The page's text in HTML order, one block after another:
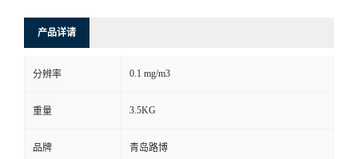
系
方
式
产品详请
分辨率 0.1 mg/m3
重量 3.5KG
品牌 青岛路博